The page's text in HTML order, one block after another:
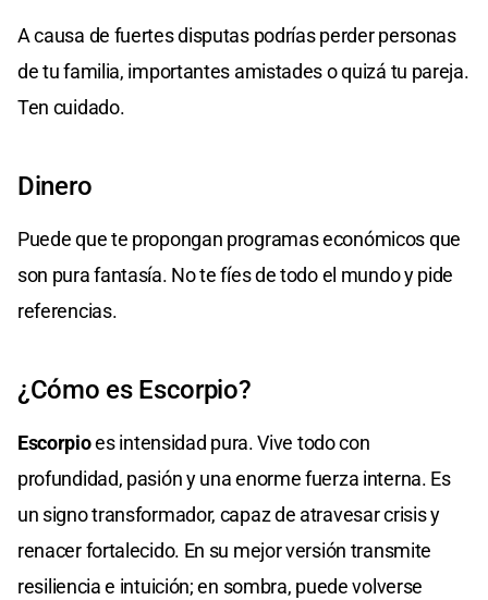
A causa de fuertes disputas podrías perder personas
de tu familia, importantes amistades o quizá tu pareja.
Ten cuidado.
Dinero
Puede que te propongan programas económicos que
son pura fantasía. No te fíes de todo el mundo y pide
referencias.
¿Cómo es Escorpio?
Escorpioes intensidad pura. Vive todo con
profundidad, pasión y una enorme fuerza interna. Es
un signo transformador, capaz de atravesar crisis y
renacer fortalecido. En su mejor versión transmite
resiliencia e intuición; en sombra, puede volverse